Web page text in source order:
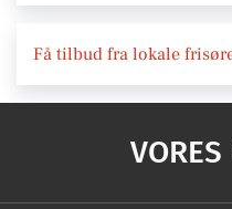
Få tilbud fra lokale
VORES